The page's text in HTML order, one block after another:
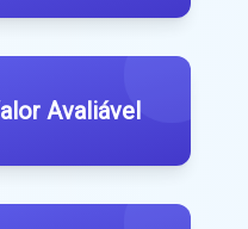
Avaliável